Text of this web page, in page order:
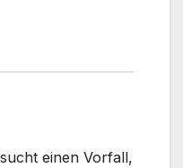
einen Vorfall,